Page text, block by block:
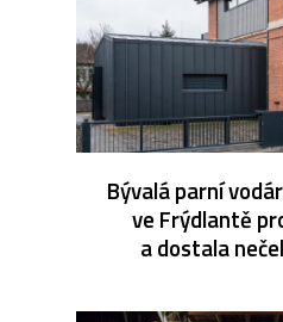
Bývalá parní
ve Frýdlantě
a dostala